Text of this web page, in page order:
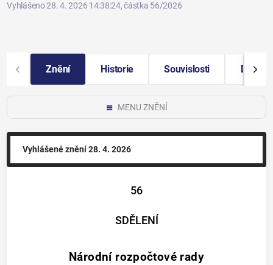
Vyhlášeno 28. 4. 2026 14:38:24, částka 56/2026
Znění Historie Souvislosti Další
MENU ZNĚNÍ
Vyhlášené znění28. 4. 2026
56
SDĚLENÍ
Národní rozpočtové rady